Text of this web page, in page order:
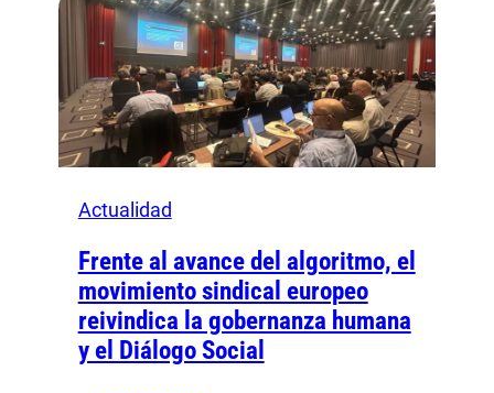
Actualidad
Frente al avance del algoritmo, el
movimiento sindical europeo
reivindica la gobernanza humana
y el Diálogo Social